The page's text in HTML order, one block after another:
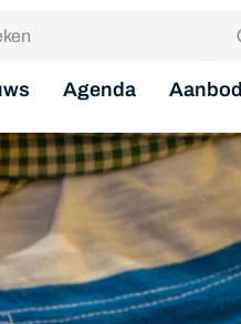
Agenda Aanbod